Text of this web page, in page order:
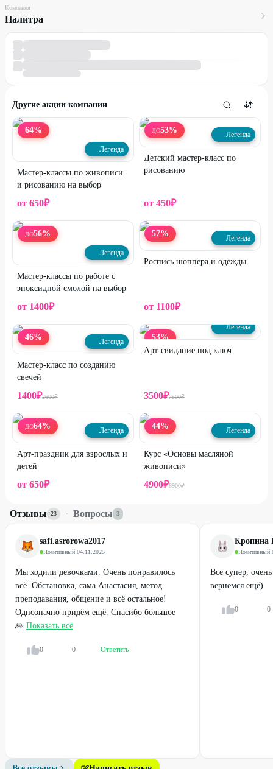
Для получения скидки предъявите промокод.
Стоимость оплачивается на месте.
предложениями компании.
Компания
Палитра
Другие акции компании
64%
Легенда
Мастер-классы по живописи
и рисованию на выбор
от 650₽
ДО53% Легенда
Детский мастер-класс по
рисованию
от 450₽
ДО56%
Легенда
Мастер-классы по работе с
эпоксидной смолой на выбор
от 1400₽
57% Легенда
Роспись шоппера и одежды
от 1100₽
46% Легенда
Мастер-класс по созданию
свечей
1400₽2600₽
53%
Легенда
Арт-свидание под ключ
3500₽7500₽
ДО64% Легенда
Арт-праздник для взрослых и
детей
от 650₽
44% Легенда
Курс «Основы масляной
живописи»
4900₽8900₽
Отзывы 23 · Вопросы 3
safi.asrorowa2017
Позитивный·04.11.2025
Мы ходили девочками. Очень понравилось
всё. Обстановка, сама Анастасия, метод
преподавания, общение и всё остальное!
Однозначно придём ещё. Спасибо большое
🙏 Показать всё
0 0 Ответить
Кропина
Позитивный·
Все супер,
вернемся ещё)
0 0